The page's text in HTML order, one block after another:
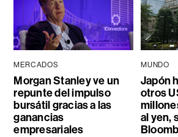
MERCADOS
Morgan Stanley ve un
repunte del impulso
bursátil gracias a las
ganancias
empresariales
MUNDO
Japón
otros
al yen,